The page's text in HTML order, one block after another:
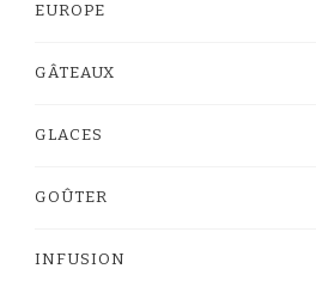
EUROPE
GÂTEAUX
GLACES
GOÛTER
INFUSION